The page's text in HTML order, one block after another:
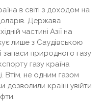
в світі з доходом на
Держава
частині Азії на
лише з Саудівською
запаси природного газу
газу країна
Втім, не одним газом
дозволили країні увійти